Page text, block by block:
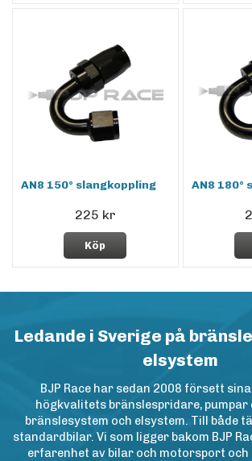
AN8 150° slangkoppling
225 kr
Köp
AN8 180°
Ledande i Sverige på
elsystem
BJP Race har sedan 2008 försett
högkvalitets bränslespridare,
bränslesystem och elsystem. Till både
standardbilar. Vi som ligger bakom BJP
erfarenhet av bilar och motorsport och